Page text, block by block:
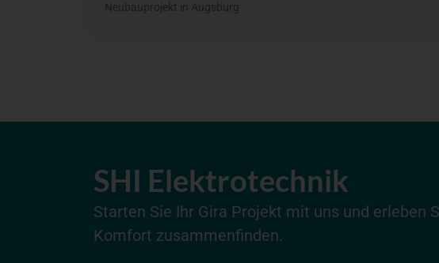
Neubauprojekt in Augsburg
SHI Elektrotechnik
Starten Sie Ihr Gira Projekt mit uns und erleben
Komfort zusammenfinden.